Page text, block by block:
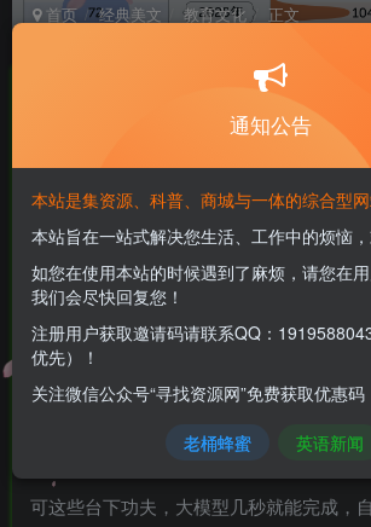
首页 经典美文 教育文化 正文
极好 · 1000
来源：网易数读
如果问现在读什么专业，就像泰坦尼克号
一定榜上有名。
迎面撞上的，正是 AI 这座大冰山。以前为
presentation 展示，外语资料查到眼花，
上台还在对照录音纠正发音。
可这些台下功夫，大模型几秒就能完成，
通知公告
本站是集资源、科普、商城与一体的综合型
本站旨在一站式解决您生活、工作中的烦恼，
如您在使用本站的时候遇到了麻烦，请您在
我们会尽快回复您！
注册用户获取邀请码请联系QQ：
优先）！
关注微信公众号“寻找资源网”免费获取优惠码
老桶蜂蜜 英语新闻